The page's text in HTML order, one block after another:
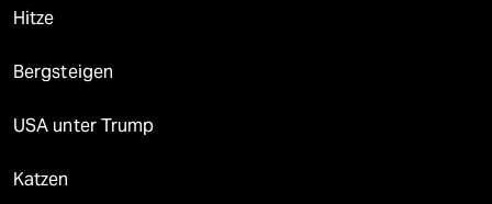
Hitze
Bergsteigen
USA unter Trump
Katzen